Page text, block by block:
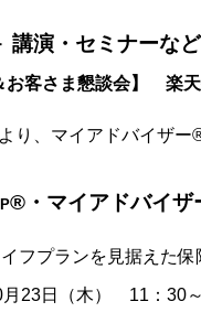
演・セミナーなど
お客さま懇談会】 楽天
り、マイアドバイザー
®・マイアドバイザ
フプランを見据えた保
23日（木） 11：30